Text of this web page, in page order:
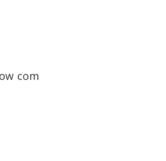
com